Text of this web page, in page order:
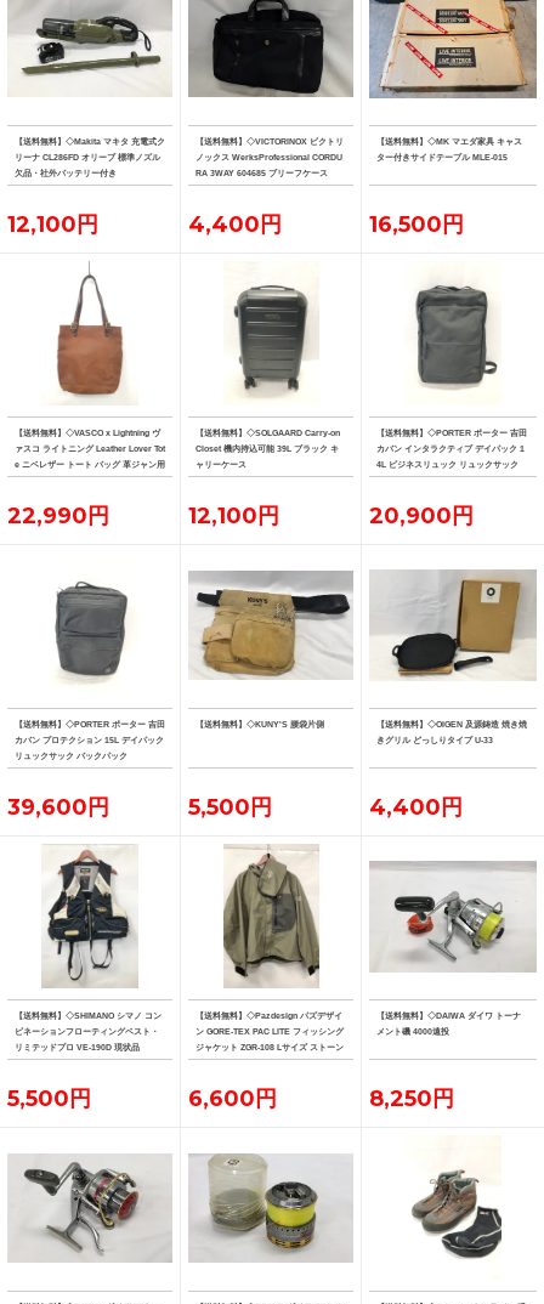
【送料無料】◇Makita マキタ 充電式ク
リーナ CL286FD オリーブ 標準ノズル
欠品・社外バッテリー付き
12,100円
【送料無料】◇VICTORINOX ビクトリ
ノックス WerksProfessional CORDU
RA 3WAY 604685 ブリーフケース
4,400円
【送料無料】◇MK マエダ家具 キャス
ター付きサイドテーブル MLE-015
16,500円
【送料無料】◇VASCO x Lightning ヴ
ァスコ ライトニング Leather Lover Tot
e ニベレザー トート バッグ 革ジャン用
トート
22,990円
【送料無料】◇SOLGAARD Carry-on
Closet 機内持込可能 39L ブラック キ
ャリーケース
12,100円
【送料無料】◇PORTER ポーター 吉田
カバン インタラクティブ デイパック 1
4L ビジネスリュック リュックサック
20,900円
【送料無料】◇PORTER ポーター 吉田
カバン プロテクション 15L デイパック
リュックサック バックパック
39,600円
【送料無料】◇KUNY'S 腰袋片側
5,500円
【送料無料】◇OIGEN 及源鋳造 焼き焼
きグリル どっしりタイプ U-33
4,400円
【送料無料】◇SHIMANO シマノ コン
ビネーションフローティングベスト・
リミテッドプロ VE-190D 現状品
5,500円
【送料無料】◇Pazdesign パズデザイ
ン GORE-TEX PAC LITE フィッシング
ジャケット ZGR-108 Lサイズ ストーン
系カラー
6,600円
【送料無料】◇DAIWA ダイワ トーナ
メント磯 4000遠投
8,250円